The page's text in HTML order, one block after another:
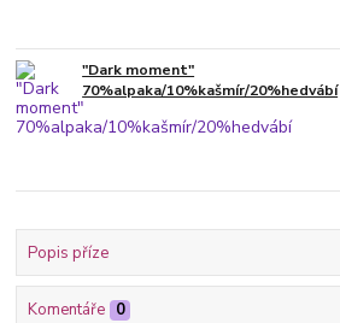
"Dark moment"
70%alpaka/10%kašmír/20%hedvábí
Popis příze
Komentáře 0